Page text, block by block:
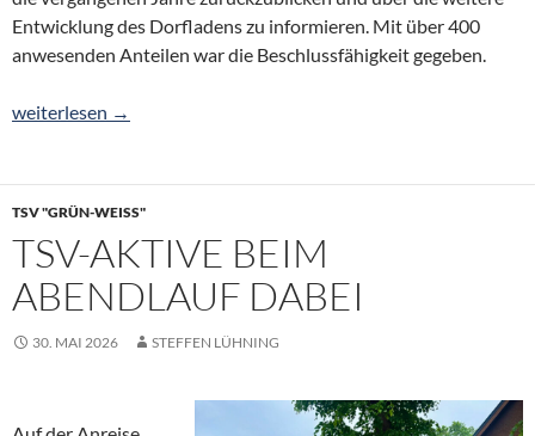
Entwicklung des Dorfladens zu informieren. Mit über 400
anwesenden Anteilen war die Beschlussfähigkeit gegeben.
Positive Entwicklung und Blick nach vorn: Dorfladen wird 25
weiterlesen →
TSV "GRÜN-WEISS"
TSV-AKTIVE BEIM
ABENDLAUF DABEI
30. MAI 2026 STEFFEN LÜHNING